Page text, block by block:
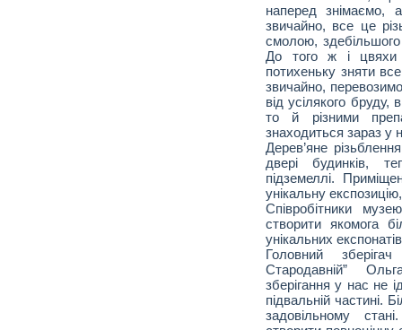
наперед
звичайно, все це
смолою,
До того ж і цвяхи
потихеньку зняти
звичайно,
від усілякого бруду,
то й різними
знаходиться зараз у
Дерев’яне
двері будинків,
підземеллі.
унікальну
Співробітники
створити якомога
унікальних
Головний
Стародавній”
зберігання у нас не
підвальній частині.
задовільному